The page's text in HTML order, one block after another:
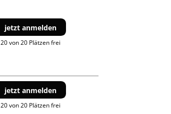
jetzt anmelden
20 von 20 Plätzen frei
jetzt anmelden
20 von 20 Plätzen frei